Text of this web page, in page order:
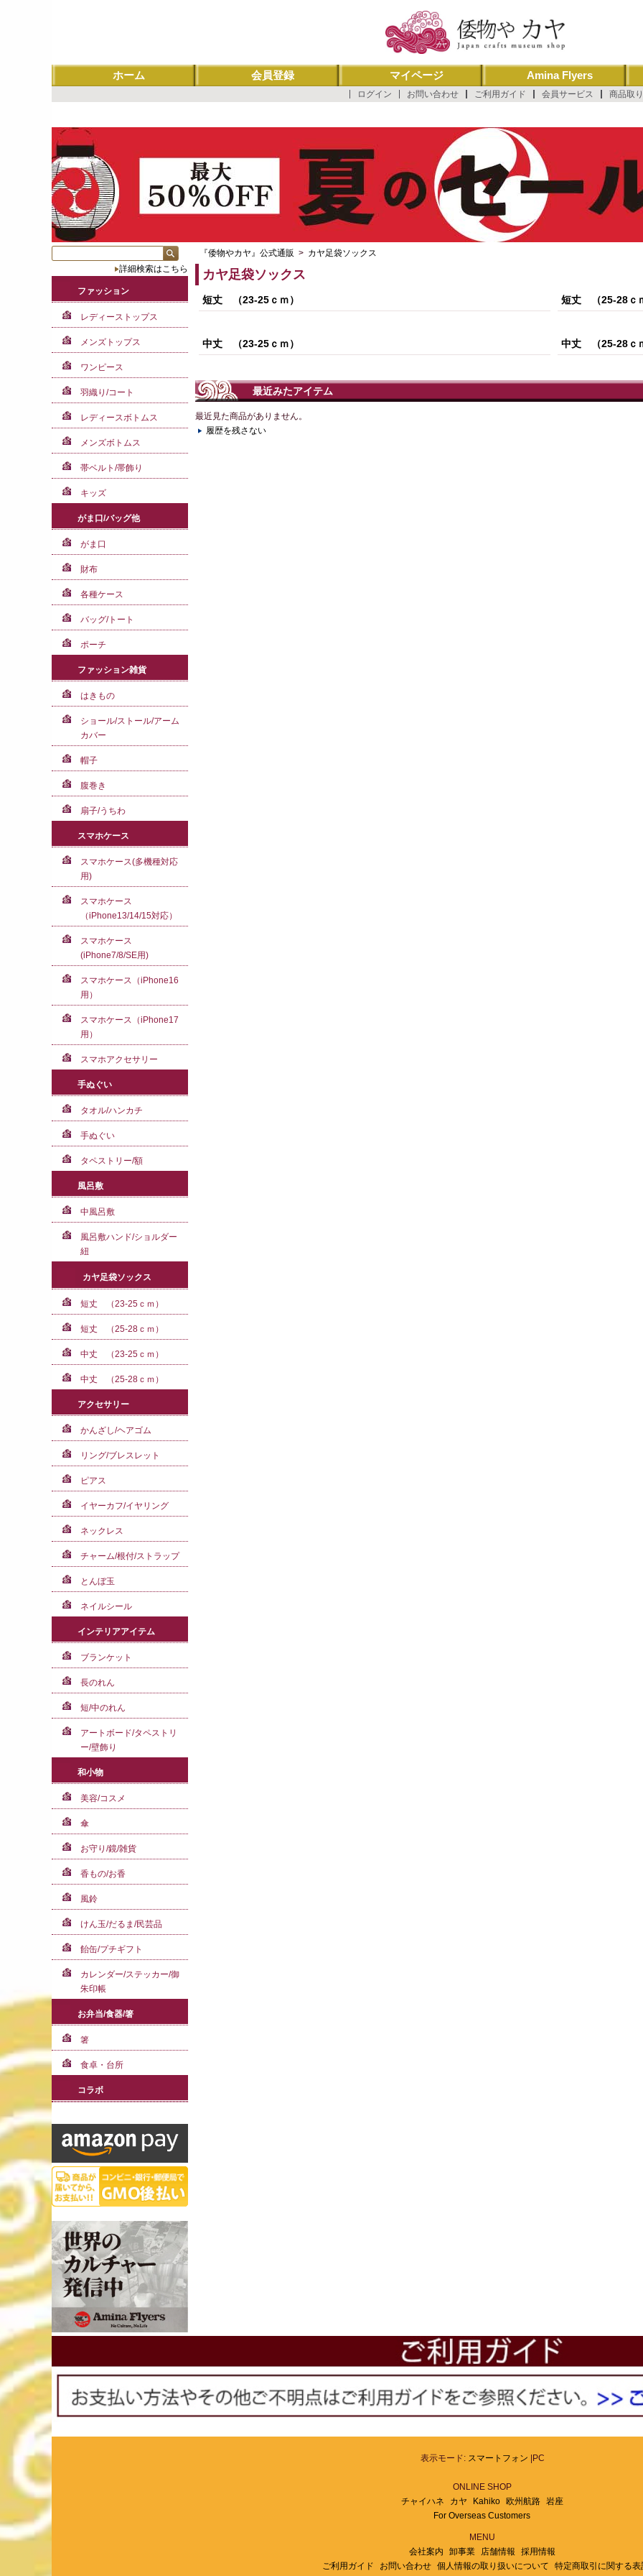
ホーム 会員登録 マイページ Amina Flyers
商品取
会員サービス
ご利用ガイド
お問い合わせ
ログイン
『倭物やカヤ』公式通販 > カヤ足袋ソックス
カヤ足袋ソックス
短丈 （23-25ｃｍ） 短丈 （25-28ｃ
中丈 （23-25ｃｍ） 中丈 （25-28ｃ
最近みたアイテム
最近見た商品がありません。
履歴を残さない
詳細検索はこちら
ファッション
レディーストップス
メンズトップス
ワンピース
羽織り/コート
レディースボトムス
メンズボトムス
帯ベルト/帯飾り
キッズ
がま口/バッグ他
がま口
財布
各種ケース
バッグ/トート
ポーチ
ファッション雑貨
はきもの
ショール/ストール/アーム
カバー
帽子
腹巻き
扇子/うちわ
スマホケース
スマホケース(多機種対応
用)
スマホケース
（iPhone13/14/15対応）
スマホケース
(iPhone7/8/SE用)
スマホケース（iPhone16
用）
スマホケース（iPhone17
用）
スマホアクセサリー
手ぬぐい
タオル/ハンカチ
手ぬぐい
タペストリー/額
風呂敷
中風呂敷
風呂敷ハンド/ショルダー
紐
カヤ足袋ソックス
短丈 （23-25ｃｍ）
短丈 （25-28ｃｍ）
中丈 （23-25ｃｍ）
中丈 （25-28ｃｍ）
アクセサリー
かんざし/ヘアゴム
リング/ブレスレット
ピアス
イヤーカフ/イヤリング
ネックレス
チャーム/根付/ストラップ
とんぼ玉
ネイルシール
インテリアアイテム
ブランケット
長のれん
短/中のれん
アートボード/タペストリ
ー/壁飾り
和小物
美容/コスメ
傘
お守り/鏡/雑貨
香もの/お香
風鈴
けん玉/だるま/民芸品
飴缶/プチギフト
カレンダー/ステッカー/御
朱印帳
お弁当/食器/箸
箸
食卓・台所
コラボ
表示モード: スマートフォン |PC
ONLINE SHOP
チャイハネ
カヤ Kahiko 欧州航路
岩座
For Overseas Customers
MENU
会社案内
卸事業 店舗情報
採用情報
ご利用ガイド
お問い合わせ 個人情報の取り扱いについて 特定商取引に関する表